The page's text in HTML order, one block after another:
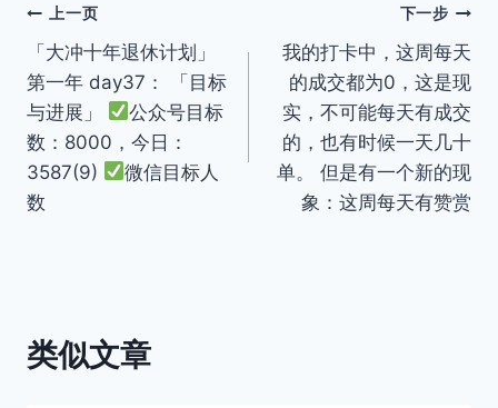
文
章
导
航
上一页
「大冲十年退休计划」
第一年 day37： 「目标
与进展」
公众号目标
数：8000，今日：
3587(9)
微信目标人
数
下一步
我的打卡中，这周每天
的成交都为0，这是现
实，不可能每天有成交
的，也有时候一天几十
单。 但是有一个新的现
象：这周每天有赞赏
类似文章